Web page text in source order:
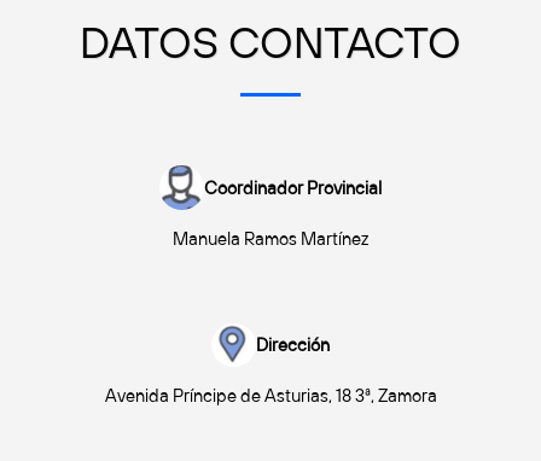
DATOS CONTACTO
Coordinador Provincial
Manuela Ramos Martínez
Dirección
Avenida Príncipe de Asturias, 18 3ª, Zamora